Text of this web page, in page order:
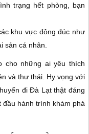
trạng hết phòng, bạn
khu vực đông đúc như
sản cá nhân.
cho những ai yêu thích
và thư thái. Hy vọng với
đi Đà Lạt thật đáng
đầu hành trình khám phá